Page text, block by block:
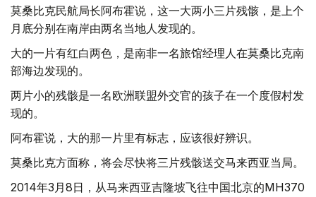
莫桑比克民航局长阿布霍说，这一大两小三片残骸，是上个
月底分别在南岸由两名当地人发现的。
大的一片有红白两色，是南非一名旅馆经理人在莫桑比克南
部海边发现的。
两片小的残骸是一名欧洲联盟外交官的孩子在一个度假村发
现的。
阿布霍说，大的那一片里有标志，应该很好辨识。
莫桑比克方面称，将会尽快将三片残骸送交马来西亚当局。
2014年3月8日，从马来西亚吉隆坡飞往中国北京的MH370